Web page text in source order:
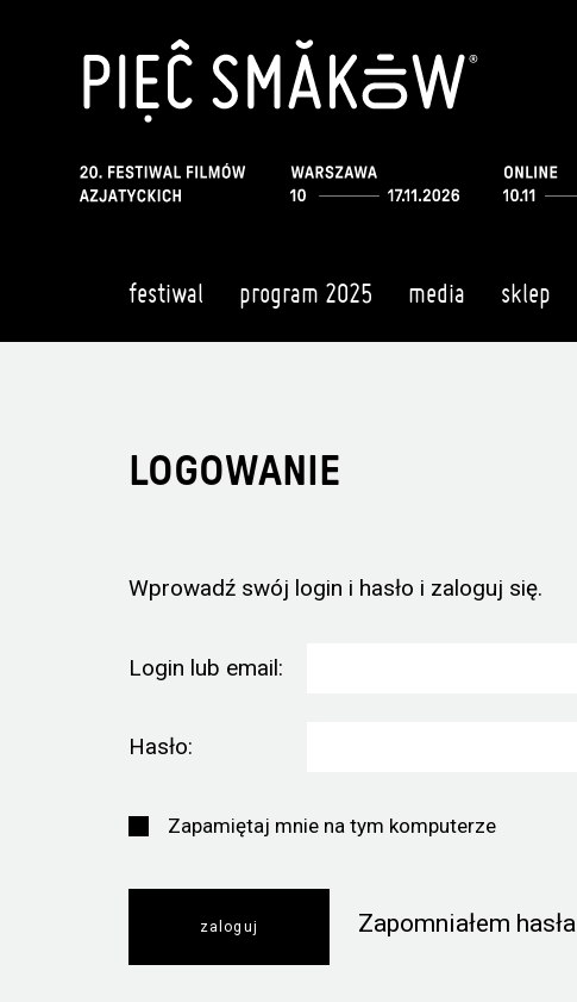
festiwal program 2025 media sklep
LOGOWANIE
Wprowadź swój login i hasło i zaloguj się.
Login lub email:
Hasło:
Zapamiętaj mnie na tym komputerze
Zapomniałem hasła